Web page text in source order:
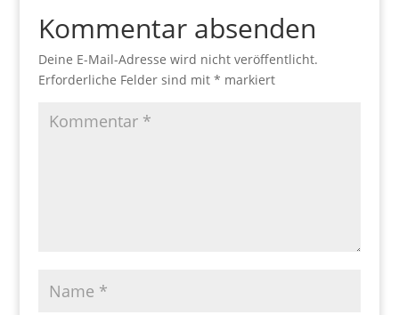
Kommentar absenden
Deine E-Mail-Adresse wird nicht veröffentlicht.
Erforderliche Felder sind mit * markiert